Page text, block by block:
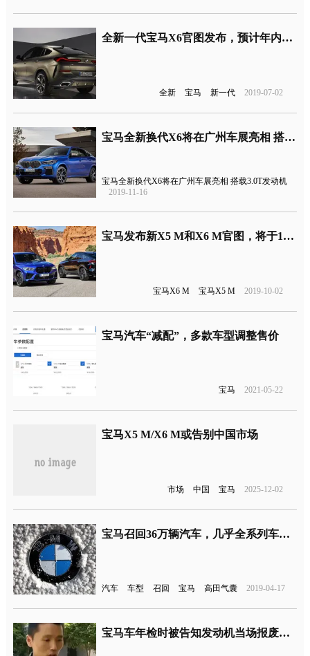
全新一代宝马X6官图发布，预计年内发布
全新 宝马 新一代 2019-07-02
宝马全新换代X6将在广州车展亮相 搭载3.0T发动机
宝马全新换代X6将在广州车展亮相 搭载3.0T发动机
2019-11-16
宝马发布新X5 M和X6 M官图，将于11月全球首发
宝马X6 M 宝马X5 M 2019-10-02
宝马汽车“减配”，多款车型调整售价
宝马 2021-05-22
宝马X5 M/X6 M或告别中国市场
市场 中国 宝马 2025-12-02
宝马召回36万辆汽车，几乎全系列车型装配缺陷高田气囊
汽车 车型 召回 宝马 高田气囊 2019-04-17
宝马车年检时被告知发动机当场报废，维修费用16万？